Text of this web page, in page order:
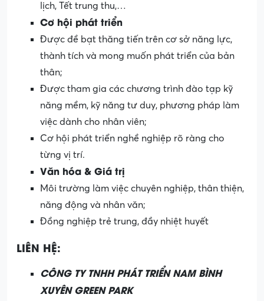
lịch, Tết trung thu,…
Cơ hội phát triển
Được đề bạt thăng tiến trên cơ sở năng lực,
thành tích và mong muốn phát triển của bản
thân;
Được tham gia các chương trình đào tạp kỹ
năng mềm, kỹ năng tư duy, phương pháp làm
việc dành cho nhân viên;
Cơ hội phát triển nghề nghiệp rõ ràng cho
từng vị trí.
Văn hóa & Giá trị
Môi trường làm việc chuyên nghiệp, thân thiện,
năng động và nhân văn;
Đồng nghiệp trẻ trung, đầy nhiệt huyết
LIÊN HỆ:
CÔNG TY TNHH PHÁT TRIỂN NAM BÌNH
XUYÊN GREEN PARK